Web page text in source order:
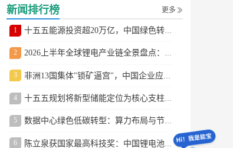
新闻排行榜 更多
1 十五五能源投资超20万亿，中国绿色转型提速
2 2026上半年全球锂电产业链全景盘点：储能爆发、整车出口高增、材料供需分化
3
4 十五五规划将新型储能定位为核心支柱产业
5 数据中心绿色低碳转型：算力布局与节能技术突破
6